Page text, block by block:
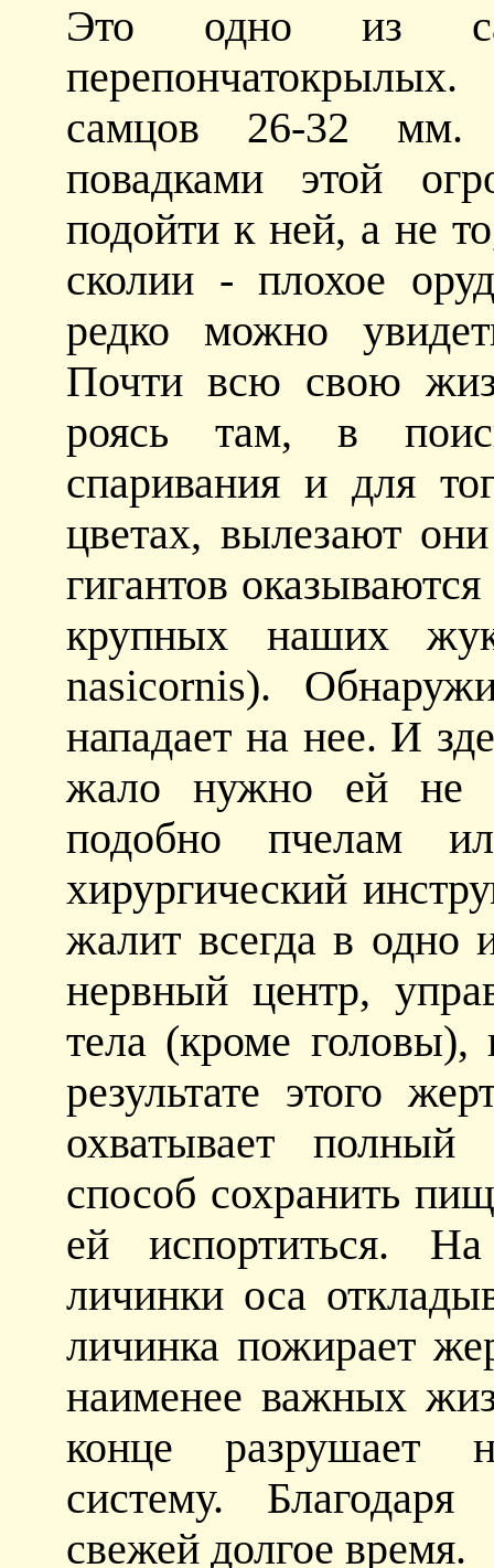
Это одно из
самцов 26-32 мм.
повадками этой
подойти к ней, а не
сколии - плохое
редко можно
Почти всю свою
роясь там, в
спаривания и для
цветах, вылезают
гигантов
крупных наших
nasicornis).
нападает на нее. И
жало нужно ей не
подобно пчелам
хирургический
жалит всегда в
нервный центр,
тела (кроме
результате этого
охватывает
способ сохранить
ей испортиться.
личинки оса
личинка пожирает
наименее важных
конце разрушает
систему.
свежей долгое время.